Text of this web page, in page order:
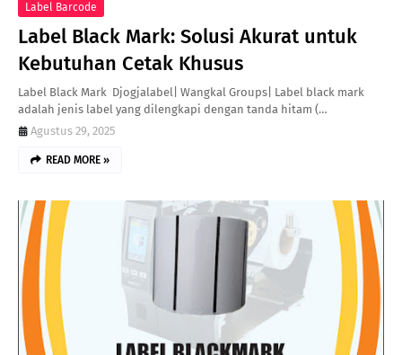
Label Barcode
Label Black Mark: Solusi Akurat untuk
Kebutuhan Cetak Khusus
Label Black Mark Djogjalabel| Wangkal Groups| Label black mark
adalah jenis label yang dilengkapi dengan tanda hitam (…
Agustus 29, 2025
READ MORE »